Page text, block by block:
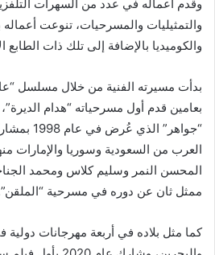
وقدم أعماله في عدد من السهرات
والتمثيليات والمسرحيات، تنوعت أعماله
والكوميديا بالإضافة إلى تلك ذات الطابع
بعامين قدم أول مسرحياته “هدام
“جواهر”
العرب من السعودية وسوريا والإمارات
المحسن النمر وسليم كلاس ومحمد
ممثل ثان عن دوره في مسرحية
كما مثل بلاده في أربعة مهرجانات دولية